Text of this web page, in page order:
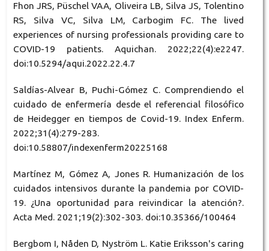
Fhon JRS, Püschel VAA, Oliveira LB, Silva JS, Tolentino
RS, Silva VC, Silva LM, Carbogim FC. The lived
experiences of nursing professionals providing care to
COVID-19 patients. Aquichan. 2022;22(4):e2247.
doi:10.5294/aqui.2022.22.4.7
Saldías-Alvear B, Puchi-Gómez C. Comprendiendo el
cuidado de enfermería desde el referencial filosófico
de Heidegger en tiempos de Covid-19. Index Enferm.
2022;31(4):279-283.
doi:10.58807/indexenferm20225168
Martínez M, Gómez A, Jones R. Humanización de los
cuidados intensivos durante la pandemia por COVID-
19. ¿Una oportunidad para reivindicar la atención?.
Acta Med. 2021;19(2):302-303. doi:10.35366/100464
Bergbom I, Nåden D, Nyström L. Katie Eriksson's caring